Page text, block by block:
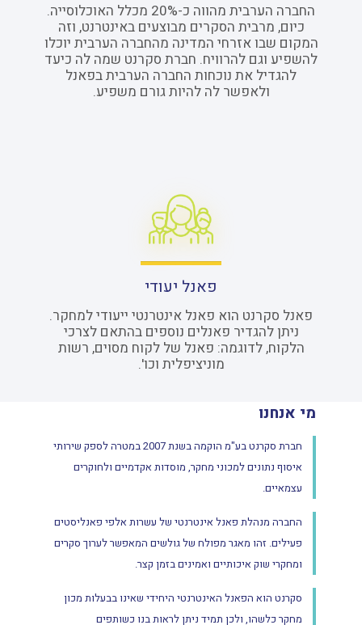
החברה הערבית מהווה כ-20% מכלל האוכלוסייה.
כיום, מרבית הסקרים מבוצעים באינטרנט, וזה
המקום שבו אזרחי המדינה מהחברה הערבית יוכלו
להשפיע וגם להרוויח. חברת סקרנט שמה לה כיעד
להגדיל את נוכחות החברה הערבית בפאנל
ולאפשר לה להיות גורם משפיע.
פאנל יעודי
פאנל סקרנט הוא פאנל אינטרנטי ייעודי למחקר.
ניתן להגדיר פאנלים נוספים בהתאם לצרכי
הלקוח, לדוגמה: פאנל של לקוח מסוים, רשות
מוניציפלית וכו'.
מי אנחנו
חברת סקרנט בע"מ הוקמה בשנת 2007 במטרה לספק שירותי
איסוף נתונים למכוני מחקר, מוסדות אקדמיים ולחוקרים
עצמאיים.
החברה מנהלת פאנל אינטרנטי של עשרות אלפי פאנליסטים
פעילים. זהו מאגר מפולח של גולשים המאפשר לערוך סקרים
ומחקרי שוק איכותיים ואמינים בזמן קצר.
סקרנט הוא הפאנל האינטרנטי היחידי שאינו בבעלות מכון
מחקר כלשהו, ולכן תמיד ניתן לראות בנו כשותפים